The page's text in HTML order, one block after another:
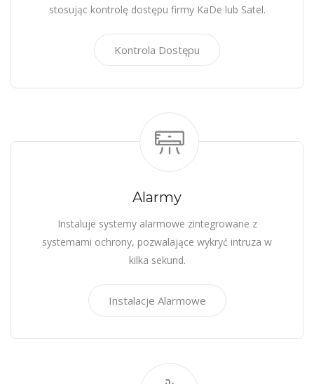
stosując kontrolę dostępu firmy KaDe lub Satel.
Kontrola Dostępu
Alarmy
Instaluje systemy alarmowe zintegrowane z
systemami ochrony, pozwalające wykryć intruza w
kilka sekund.
Instalacje Alarmowe